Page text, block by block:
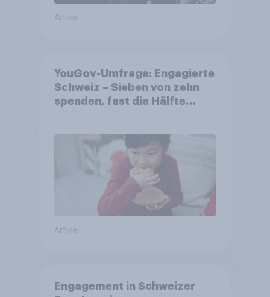
Artikel
YouGov-Umfrage: Engagierte
Schweiz – Sieben von zehn
spenden, fast die Hälfte
Artikel
Engagement in Schweizer